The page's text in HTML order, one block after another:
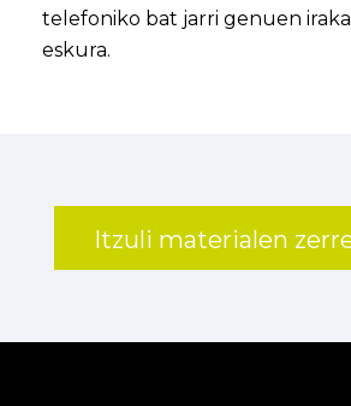
telefoniko bat jarri genuen
eskura.
Itzuli materialen